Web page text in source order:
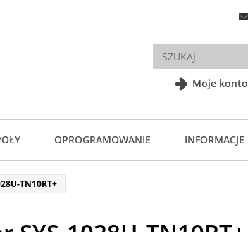
Moje konto
OPROGRAMOWANIE INFORMACJE
TN10RT+